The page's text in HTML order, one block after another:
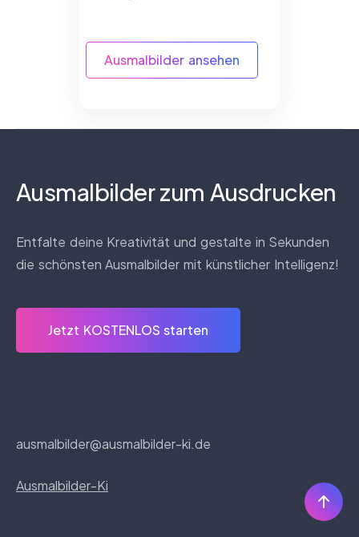
Ausmalbilder ansehen
Ausmalbilder zum Ausdrucken
Entfalte deine Kreativität und gestalte in Sekunden
die schönsten Ausmalbilder mit künstlicher Intelligenz!
Jetzt KOSTENLOS starten
ausmalbilder@ausmalbilder-ki.de
Ausmalbilder-Ki